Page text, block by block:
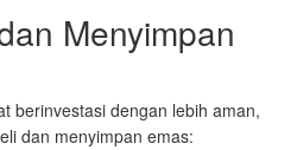
Menyimpan
berinvestasi dengan lebih aman,
dan menyimpan emas: